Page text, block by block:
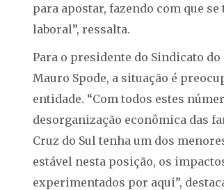
para apostar, fazendo com que
laboral”, ressalta.
Para o presidente do Sindicato do
Mauro Spode, a situação é
entidade. “Com todos estes
desorganização econômica das
Cruz do Sul tenha um dos
estável nesta posição, os
experimentados por aqui”,